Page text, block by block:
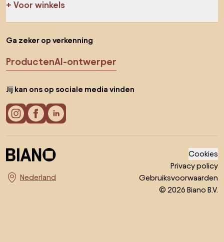
Voor winkels
Ga zeker op verkenning
ProductenAI-ontwerper
Jij kan ons op sociale media vinden
Kies land
Cookies
Privacy policy
Gebruiksvoorwaarden
© 2026 Biano B.V.